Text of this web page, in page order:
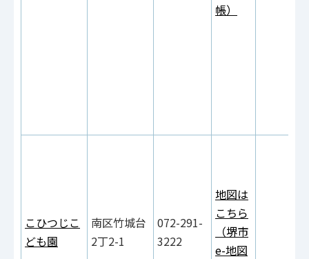
帳）
こひつじこ
ども園
南区竹城台
2丁2-1
072-291-
3222
地図は
こちら
（堺市
e-地図